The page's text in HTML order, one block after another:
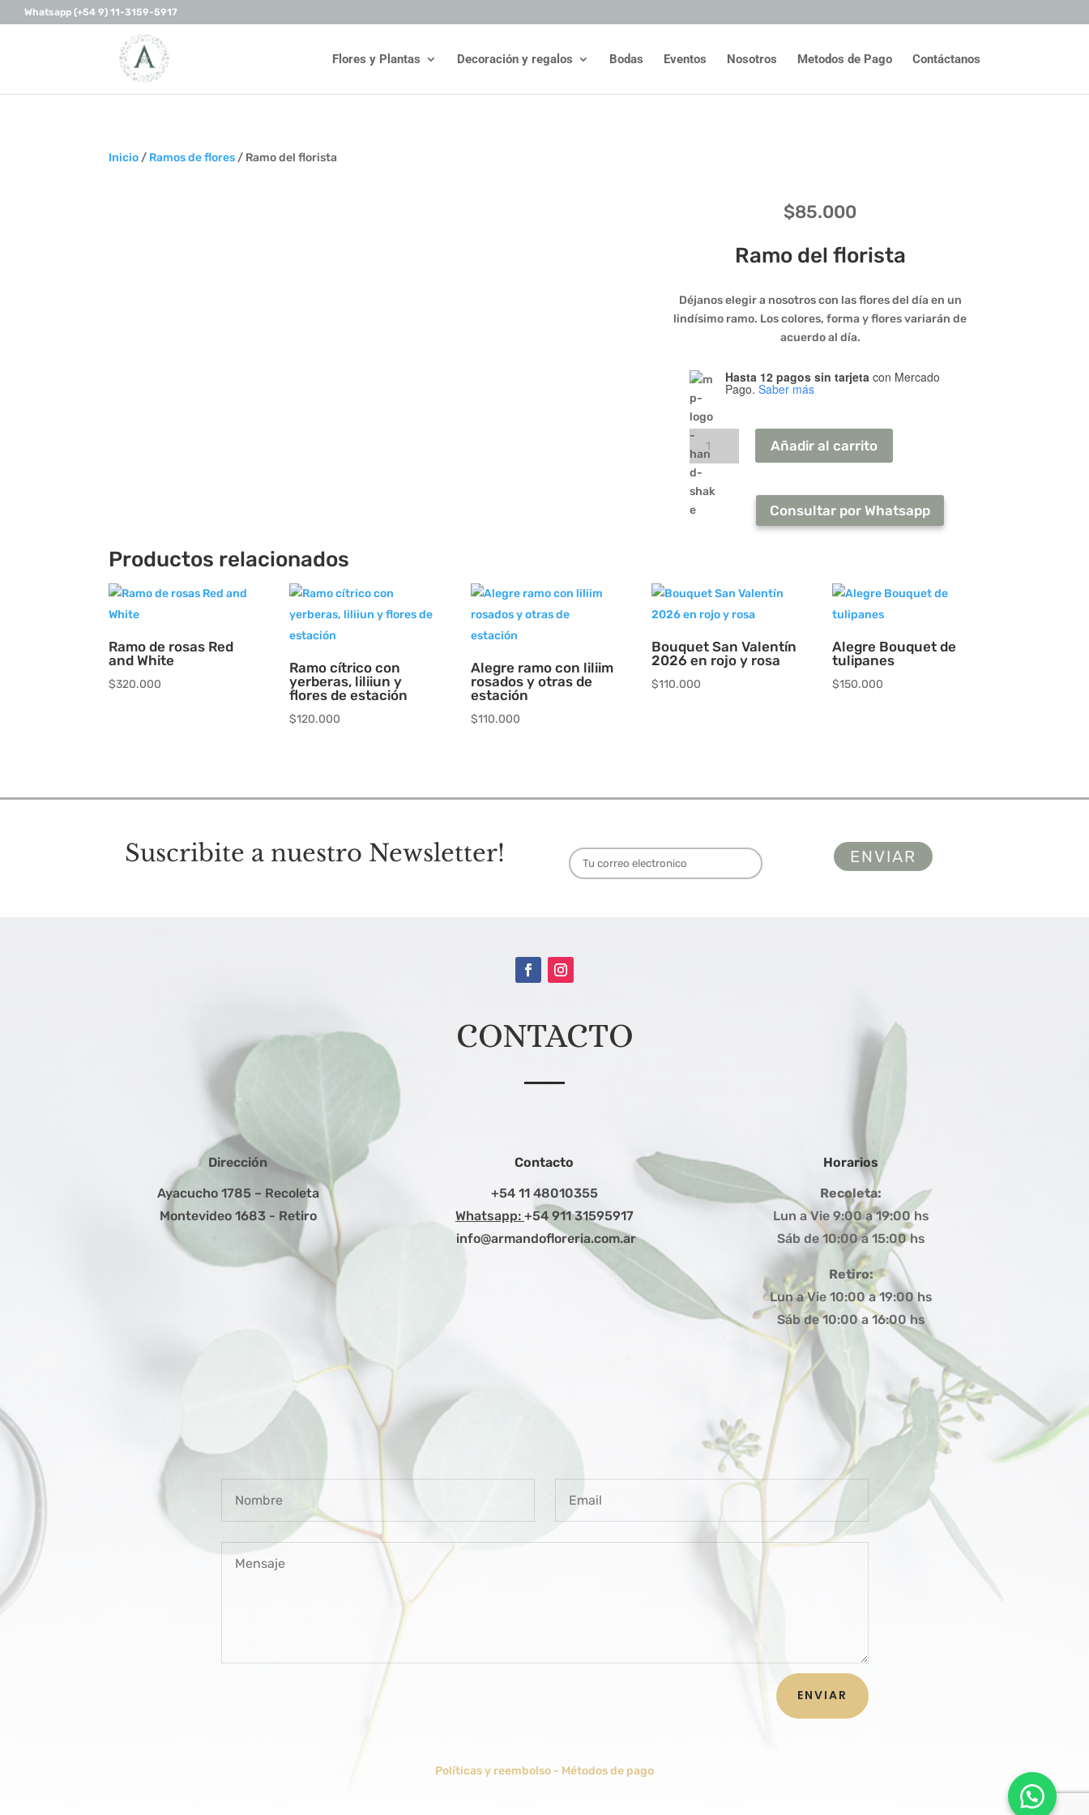
Whatsapp (+54 9) 11-3159-5917
Flores y Plantas Decoración y regalos Bodas Eventos Nosotros Metodos de Pago Contáctanos
Inicio / Ramos de flores / Ramo del florista
$85.000
Ramo del florista
Déjanos elegir a nosotros con las flores del día en un
lindísimo ramo. Los colores, forma y flores variarán de
acuerdo al día.
Hasta 12 pagos sin tarjetacon Mercado
Pago. Saber más
Ramo
del
florista
cantidad
Añadir al carrito
Consultar por Whatsapp
Productos relacionados
Ramo de rosas Red
and White
$320.000
Ramo cítrico con
yerberas, liliiun y
flores de estación
$120.000
Alegre ramo con liliim
rosados y otras de
estación
$110.000
Bouquet San Valentín
2026 en rojo y rosa
$110.000
Alegre Bouquet de
tulipanes
$150.000
Suscribite a nuestro Newsletter!
CONTACTO
Dirección
Ayacucho 1785 – Recoleta
Montevideo 1683 - Retiro
Contacto
+54 11 48010355
Whatsapp: +54 911 31595917
info@armandofloreria.com.ar
Horarios
Recoleta:
Lun a Vie 9:00 a 19:00 hs
Sáb de 10:00 a 15:00 hs
Retiro:
Lun a Vie 10:00 a 19:00 hs
Sáb de 10:00 a 16:00 hs
ENVIAR
Políticas y reembolso - Métodos de pago